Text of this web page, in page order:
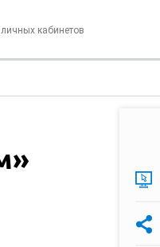
личных кабинетов